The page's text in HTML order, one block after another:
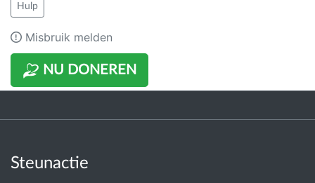
NU DONEREN
Hulp
Misbruik melden
Steunactie